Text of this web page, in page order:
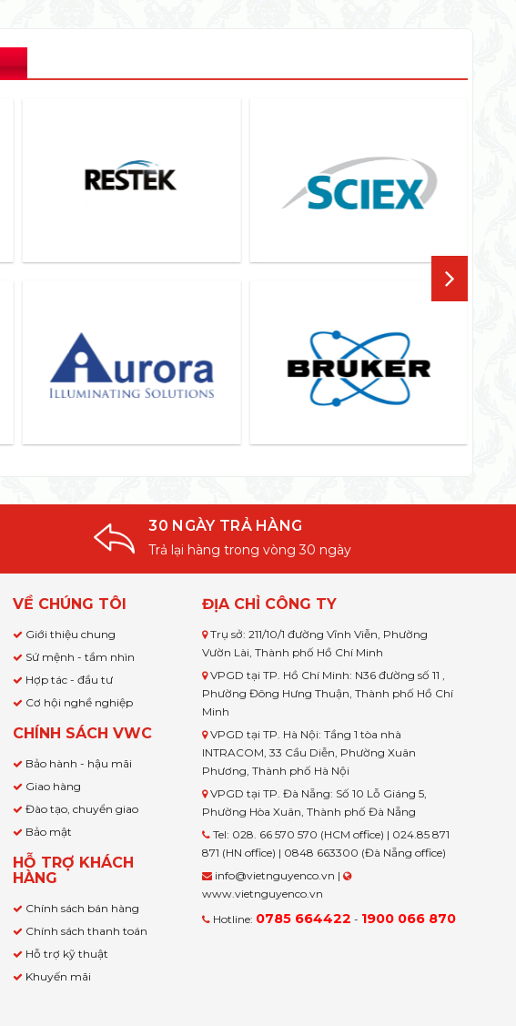
30 NGÀY TRẢ HÀNG
Trả lại hàng trong vòng 30 ngày
VỀ CHÚNG TÔI
Giới thiệu chung
Sứ mệnh - tầm nhìn
Hợp tác - đầu tư
Cơ hội nghề nghiệp
CHÍNH SÁCH VWC
Bảo hành - hậu mãi
Giao hàng
Đào tạo, chuyển giao
Bảo mật
HỖ TRỢ KHÁCH
HÀNG
Chính sách bán hàng
Chính sách thanh toán
Hỗ trợ kỹ thuật
Khuyến mãi
ĐỊA CHỈ CÔNG TY
Trụ sở: 211/10/1 đường Vĩnh Viễn, Phường
Vườn Lài, Thành phố Hồ Chí Minh
VPGD tại TP. Hồ Chí Minh: N36 đường số 11 ,
Phường Đông Hưng Thuận, Thành phố Hồ Chí
Minh
VPGD tại TP. Hà Nội: Tầng 1 tòa nhà
INTRACOM, 33 Cầu Diễn, Phường Xuân
Phương, Thành phố Hà Nội
VPGD tại TP. Đà Nẵng: Số 10 Lỗ Giáng 5,
Phường Hòa Xuân, Thành phố Đà Nẵng
Tel: 028. 66 570 570 (HCM office) | 024.85 871
871 (HN office) | 0848 663300 (Đà Nẵng office)
info@vietnguyenco.vn |
www.vietnguyenco.vn
Hotline: 0785 664422 - 1900 066 870